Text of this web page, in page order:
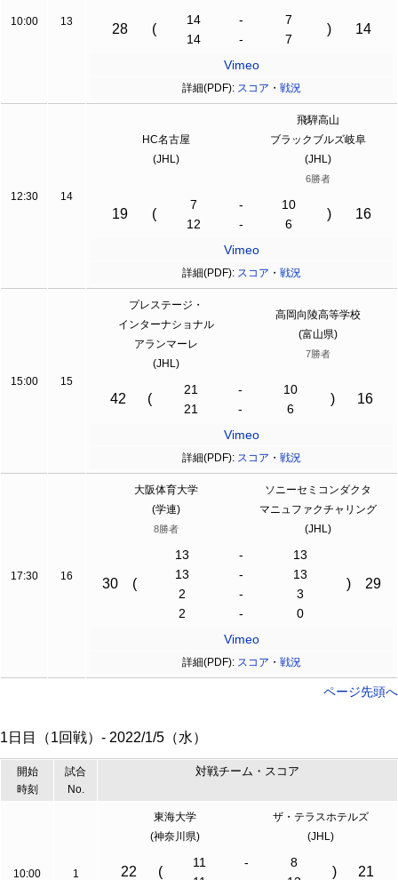
10:00 13 28 (
14 -
7
14
- 7
) 14
Vimeo
詳細(PDF): スコア ・ 戦況
12:30 14
HC名古屋
(JHL)
飛騨高山
ブラックブルズ岐阜
(JHL)
6勝者
19 (
7 -
10
12
- 6
) 16
Vimeo
詳細(PDF): スコア ・ 戦況
15:00 15
プレステージ・
インターナショナル
アランマーレ
(JHL)
高岡向陵高等学校
(富山県)
7勝者
42 (
21 -
10
21
- 6
) 16
Vimeo
詳細(PDF): スコア ・ 戦況
17:30 16
大阪体育大学
(学連)
8勝者
ソニーセミコンダクタ
マニュファクチャリング
(JHL)
30 (
13 -
13
13
-
13
2
-
3
2
- 0
) 29
Vimeo
詳細(PDF): スコア ・ 戦況
ページ先頭へ
1日目（1回戦）- 2022/1/5（水）
開始
時刻
試合
No.
対戦チーム・スコア
10:00 1
東海大学
(神奈川県)
ザ・テラスホテルズ
(JHL)
22 (
11 -
8
) 21